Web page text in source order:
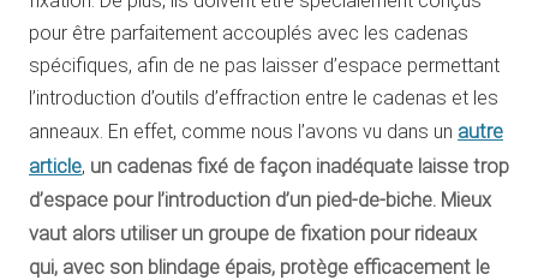
pour être parfaitement accouplés avec les cadenas
spécifiques, afin de ne pas laisser d’espace permettant
l’introduction d’outils d’effraction entre le cadenas et les
anneaux. En effet, comme nous l’avons vu dans un autre
article, un cadenas fixé de façon inadéquate laisse trop
d’espace pour l’introduction d’un pied-de-biche. Mieux
vaut alors utiliser un groupe de fixation pour rideaux
qui, avec son blindage épais, protège efficacement le